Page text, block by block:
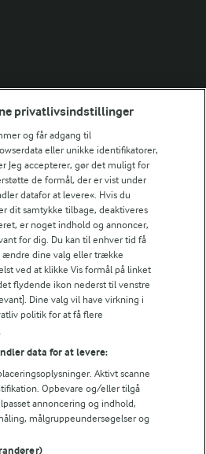
rapporter for Arla Foods
rapporter for Jörd
rapporter for Lurpak PB
privatlivsindstillinger
og får adgang til
eller unikke identifikatorer,
Jeg accepterer, gør det muligt for
de formål, der er vist under
datafor at levere«. Hvis du
dit samtykke tilbage, deaktiveres
er noget indhold og annoncer,
for dig. Du kan til enhver tid få
ændre dine valg eller trække
ved at klikke Vis formål på linket
flydende ikon nederst til venstre
Dine valg vil have virkning i
politik for at få flere
data for at levere:
Aktivt scanne
Opbevare og/eller tilgå
annoncering og indhold,
målgruppeundersøgelser og